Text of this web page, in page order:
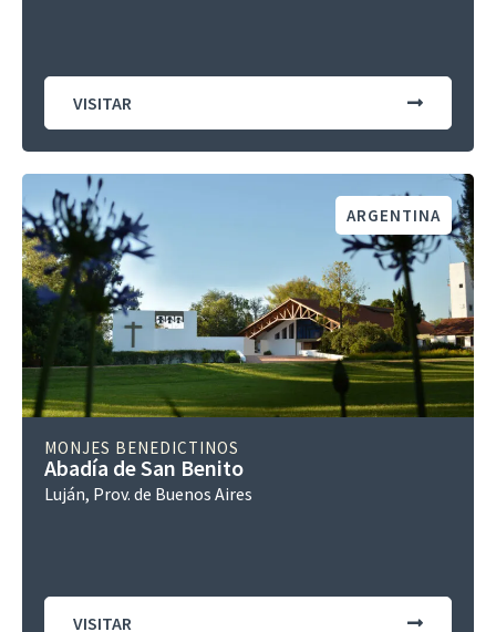
VISITAR
ARGENTINA
MONJES BENEDICTINOS
Abadía de San Benito
Luján, Prov. de Buenos Aires
VISITAR